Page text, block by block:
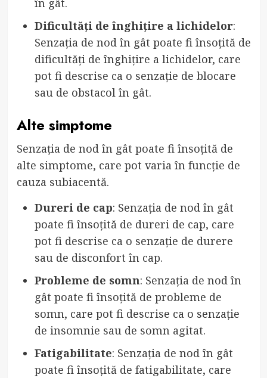
în gât.
Dificultăți de înghițire a lichidelor:
Senzația de nod în gât poate fi însoțită de
dificultăți de înghițire a lichidelor, care
pot fi descrise ca o senzație de blocare
sau de obstacol în gât.
Alte simptome
Senzația de nod în gât poate fi însoțită de
alte simptome, care pot varia în funcție de
cauza subiacentă.
Dureri de cap: Senzația de nod în gât
poate fi însoțită de dureri de cap, care
pot fi descrise ca o senzație de durere
sau de disconfort în cap.
Probleme de somn: Senzația de nod în
gât poate fi însoțită de probleme de
somn, care pot fi descrise ca o senzație
de insomnie sau de somn agitat.
Fatigabilitate: Senzația de nod în gât
poate fi însoțită de fatigabilitate, care